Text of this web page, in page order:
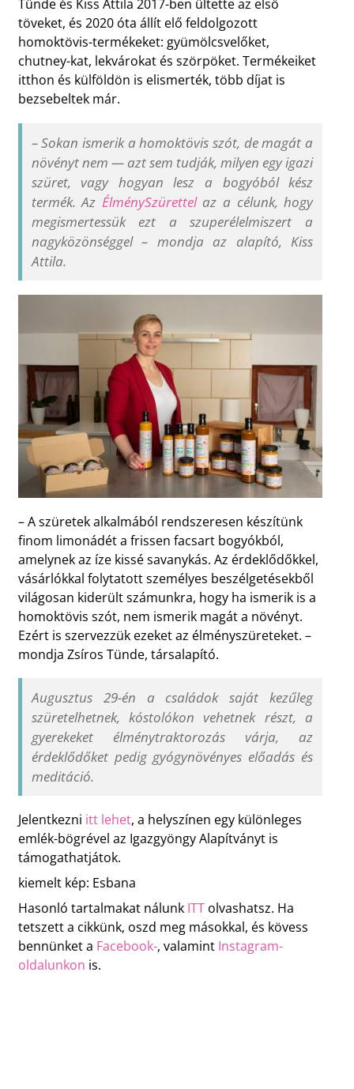
Tünde és Kiss Attila 2017-ben ültette az első
töveket, és 2020 óta állít elő feldolgozott
homoktövis-termékeket: gyümölcsvelőket,
chutney-kat, lekvárokat és szörpöket. Termékeiket
itthon és külföldön is elismerték, több díjat is
bezsebeltek már.
–Sokan ismerik a homoktövis szót, de magát a
növényt nem — azt sem tudják, milyen egy igazi
szüret, vagy hogyan lesz a bogyóból kész
termék. Az ÉlménySzürettelaz a célunk, hogy
megismertessük ezt a szuperélelmiszert a
nagyközönséggel– mondja az alapító, Kiss
Attila.
– A szüretek alkalmából rendszeresen készítünk
finom limonádét a frissen facsart bogyókból,
amelynek az íze kissé savanykás. Az érdeklődőkkel,
vásárlókkal folytatott személyes beszélgetésekből
világosan kiderült számunkra, hogy ha ismerik is a
homoktövis szót, nem ismerik magát a növényt.
Ezért is szervezzük ezeket az élményszüreteket. –
mondja Zsíros Tünde, társalapító.
Augusztus 29-én a családok saját kezűleg
szüretelhetnek, kóstolókon vehetnek részt, a
gyerekeket élménytraktorozás várja, az
érdeklődőket pedig gyógynövényes előadás és
meditáció.
Jelentkezni itt lehet, a helyszínen egy különleges
emlék-bögrével az Igazgyöngy Alapítványt is
támogathatjátok.
kiemelt kép: Esbana
Hasonló tartalmakat nálunk ITTolvashatsz. Ha
tetszett a cikkünk, oszd meg másokkal, és kövess
bennünket a Facebook-, valamint Instagram-
oldalunkon is.